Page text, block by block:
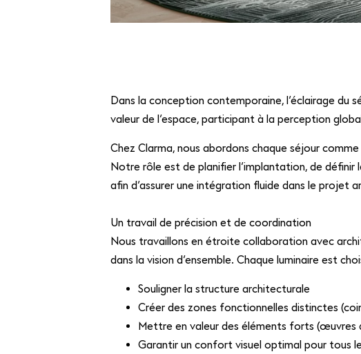
Dans la conception contemporaine, l’éclairage du
valeur de l’espace, participant à la perception
Chez Clarma, nous abordons chaque séjour
Notre rôle est de planifier l’implantation, de
afin d’assurer une intégration fluide dans le projet
Un travail de précision et de coordination
Nous travaillons en étroite collaboration avec
dans la vision d’ensemble. Chaque luminaire est
Souligner la structure architecturale
Créer des zones fonctionnelles distinctes
Mettre en valeur des éléments forts (œuvres
Garantir un confort visuel optimal pour tous